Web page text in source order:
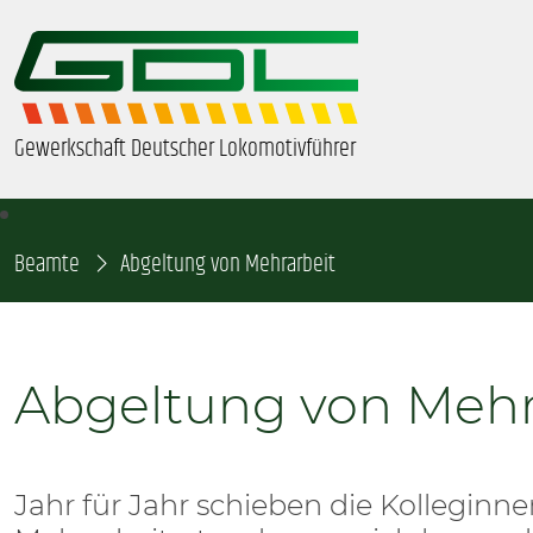
Gewerkschaft Deutscher Lokomotivführer
ÜBER UNS
GDL-JUGEND
Beamte Abgeltung von Mehrarbeit
Abgeltung von
Jahr für Jahr schieben die